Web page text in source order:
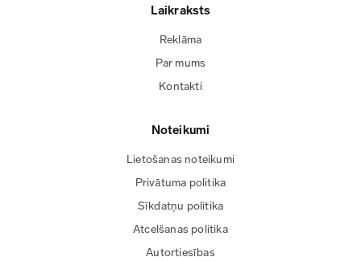
Laikraksts
Reklāma
Par mums
Kontakti
Noteikumi
Lietošanas noteikumi
Privātuma politika
Sīkdatņu politika
Atcelšanas politika
Autortiesības